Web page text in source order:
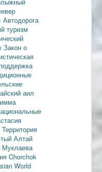
Автодорога
туризм
Закон о
аил
Территория
Алтай
Муклаева
Chorchok
World